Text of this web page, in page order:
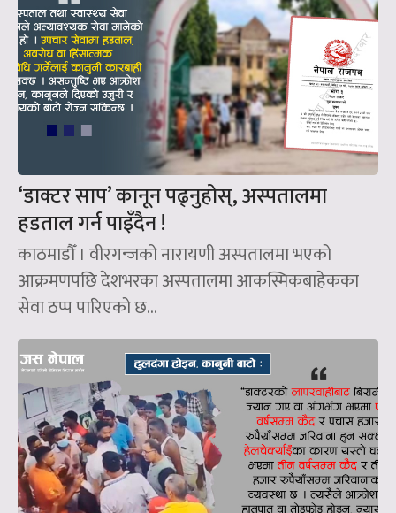
‘डाक्टर साप’ कानून पढ्नुहोस्, अस्पतालमा
हडताल गर्न पाइँदैन !
काठमाडौँ । वीरगन्जको नारायणी अस्पतालमा भएको
आक्रमणपछि देशभरका अस्पतालमा आकस्मिकबाहेकका
सेवा ठप्प पारिएको छ...